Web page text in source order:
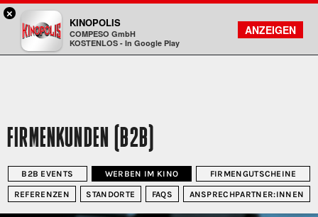
Kinopolis
FILMSUCHE
KONTO
FIRMENKUNDEN (B2B)
B2B EVENTS WERBEN IM KINO FIRMENGUTSCHEINE
REFERENZEN STANDORTE FAQS ANSPRECHPARTNER:INNEN
×
KINOPOLIS
COMPESO GmbH
KOSTENLOS - In Google Play
ANZEIGEN